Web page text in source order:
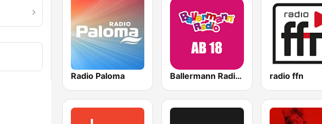
Radio Paloma Ballermann Radio - Ab 18 radio ffn